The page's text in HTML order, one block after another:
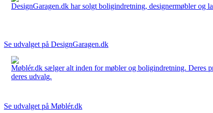
DesignGaragen.dk har solgt boligindretning, designermøbler og
Se udvalget på DesignGaragen.dk
Møblér.dk sælger alt inden for møbler og boligindretning. Deres
deres udvalg.
Se udvalget på Møblér.dk